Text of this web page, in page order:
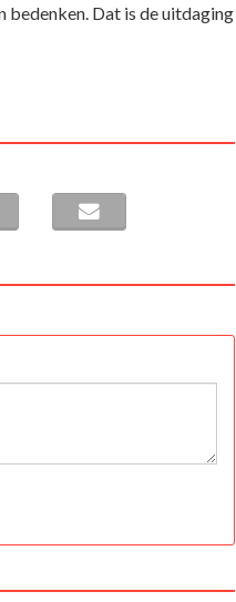
bedenken. Dat is de uitdaging